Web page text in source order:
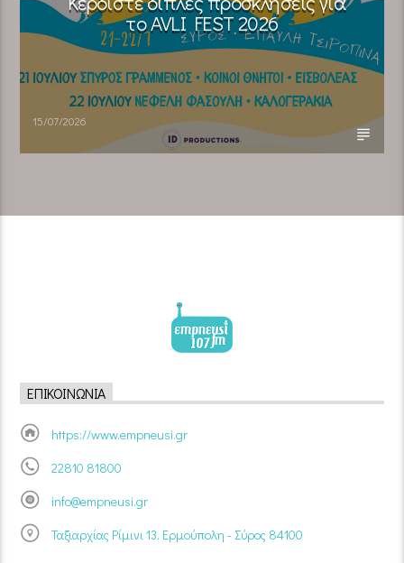
το AVLI FEST 2026
15/07/2026
ΕΠΙΚΟΙΝΩΝΊΑ
https://www.empneusi.gr
22810 81800
info@empneusi.gr
Ταξιαρχίας Ρίμινι 13, Ερμούπολη - Σύρος 84100